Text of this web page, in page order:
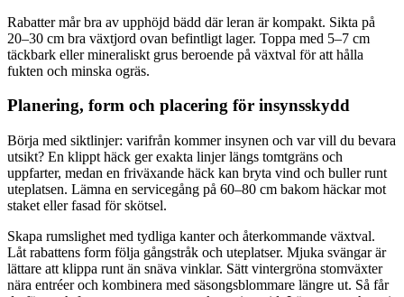
Rabatter mår bra av upphöjd bädd där leran är kompakt. Sikta på
20–30 cm bra växtjord ovan befintligt lager. Toppa med 5–7 cm
täckbark eller mineraliskt grus beroende på växtval för att hålla
fukten och minska ogräs.
Planering, form och placering för insynsskydd
Börja med siktlinjer: varifrån kommer insynen och var vill du bevara
utsikt? En klippt häck ger exakta linjer längs tomtgräns och
uppfarter, medan en friväxande häck kan bryta vind och buller runt
uteplatsen. Lämna en servicegång på 60–80 cm bakom häckar mot
staket eller fasad för skötsel.
Skapa rumslighet med tydliga kanter och återkommande växtval.
Låt rabattens form följa gångstråk och uteplatser. Mjuka svängar är
lättare att klippa runt än snäva vinklar. Sätt vintergröna stomväxter
nära entréer och kombinera med säsongsblommare längre ut. Så får